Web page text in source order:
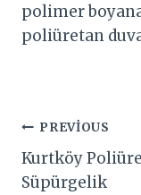
polimer
poliüretan
Yazı
PREVIOUS
Kurtköy
Süpürgelik